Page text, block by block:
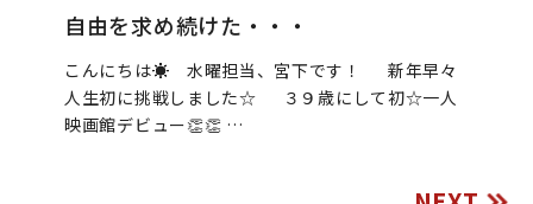
自由を求め続けた・・・
こんにちは☀ 水曜担当、宮下です！ 新年早々
人生初に挑戦しました☆ ３９歳にして初☆一人
映画館デビュー👏👏 …